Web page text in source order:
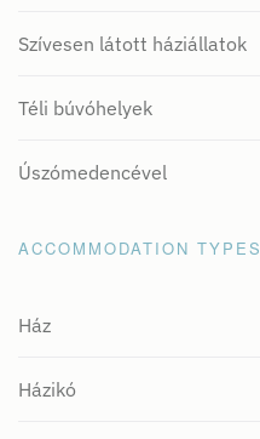
Szívesen látott háziállatok
Téli búvóhelyek
Úszómedencével
ACCOMMODATION TYPES
Ház
Házikó